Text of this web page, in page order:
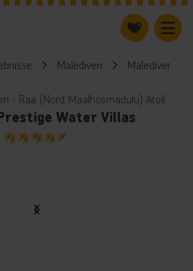
Malediven Malediven
∙ Raa (Nord Maalhosmadulu) Atoll
Water Villas
4.5